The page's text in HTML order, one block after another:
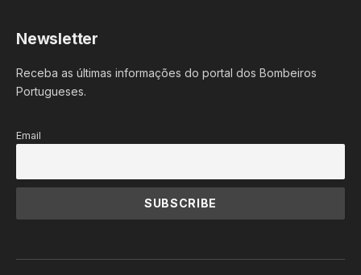
Newsletter
Receba as últimas informações do portal dos Bombeiros
Portugueses.
Email